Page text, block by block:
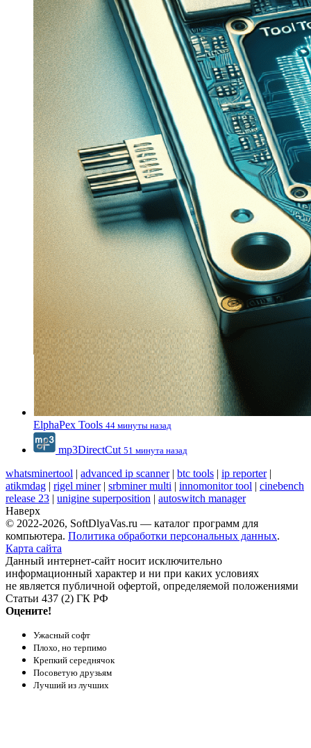
ElphaPex Tools 44 минуты назад
mp3DirectCut 51 минута назад
whatsminertool | advanced ip scanner| btc tools | ip reporter|
atikmdag | rigel miner| srbminer multi | innomonitor tool | cinebench
release 23 | unigine superposition | autoswitch manager
Наверх
© 2022-2026, SoftDlyaVas.ru — каталог программ для
компьютера. Политика обработки персональных данных.
Карта сайта
Данный интернет-сайт носит исключительно
информационный характер и ни при каких условиях
не является публичной офертой, определяемой положениями
Статьи 437 (2) ГК РФ
Оцените!
Ужасный софт
Плохо, но терпимо
Крепкий середнячок
Посоветую друзьям
Лучший из лучших